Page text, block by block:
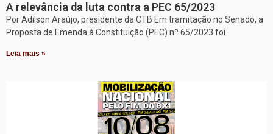
A relevância da luta contra a PEC 65/2023
Por Adilson Araújo, presidente da CTB Em tramitação no Senado, a
Proposta de Emenda à Constituição (PEC) nº 65/2023 foi
Leia mais »